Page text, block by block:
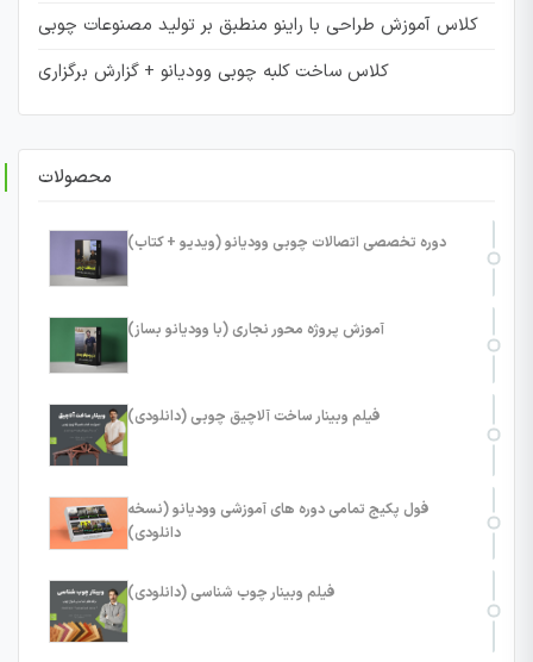
کلاس آموزش طراحی با راینو منطبق بر تولید مصنوعات چوبی
کلاس ساخت کلبه چوبی وودیانو + گزارش برگزاری
محصولات
دوره تخصصی اتصالات چوبی وودیانو (ویدیو + کتاب)
آموزش پروژه محور نجاری (با وودیانو بساز)
فیلم وبینار ساخت آلاچیق چوبی (دانلودی)
فول پکیج تمامی دوره های آموزشی وودیانو (نسخه
دانلودی)
فیلم وبینار چوب شناسی (دانلودی)